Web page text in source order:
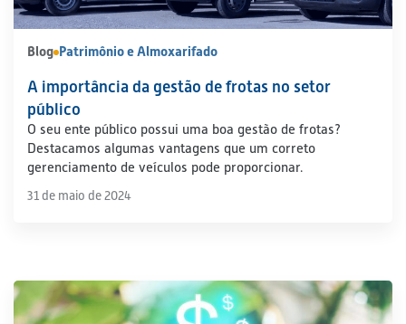
Blog Patrimônio e Almoxarifado
A importância da gestão de frotas no setor
público
O seu ente público possui uma boa gestão de frotas?
Destacamos algumas vantagens que um correto
gerenciamento de veículos pode proporcionar.
31 de maio de 2024